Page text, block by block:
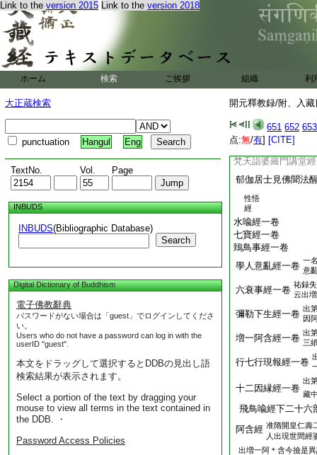
Link to the version 2015 Link to the version 2018
ホーム 検索 ご挨拶 組織 利
大正蔵検索
punctuation Hangul Eng
TextNo. Vol. Page
INBUDS
INBUDS(Bibliographic Database)
Search
Digital Dictionary of Buddhism
電子佛教辭典
パスワードがない場合は「guest」でログインしてくださ
い。
Users who do not have a password can log in with the
userID "guest".
本文をドラッグして選択するとDDBの見出し語
検索結果が表示されます。
Select a portion of the text by dragging your
mouse to view all terms in the text contained in
the DDB. ・
Password Access Policies
開元釋教録/附、入
651 652 653
点:無/有] [CITE]
比丘成就五法入地
波斯匿王詣佛有五
調達入地獄經一卷
掃地經一卷
世間強
19 益布施
羅閲城人民請佛經
梵天詣婆羅門講堂
郁伽居士見佛聞法
性悟
經
水喩經一卷
七寶經一卷
鵄鳥事經一卷
學人意亂經一卷 一
意
六衰事經一卷 祐録
云出
彌勒下生經一卷 出
因
増一阿含經一卷 出
三
行七行現報經一卷
十二因縁經一卷
出
藏
飛鳥喩經下二十六
阿含經 准隋開皇仁壽
人出現世間經
出増一阿＊含今撿是